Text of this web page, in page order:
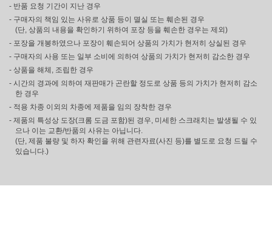
- 반품 요청 기간이 지난 경우
- 구매자의 책임 있는 사유로 상품 등이 멸실 또는 훼손된 경우
(단, 상품의 내용을 확인하기 위하여 포장 등을 훼손한 경우는 제외)
- 포장을 개봉하였으나 포장이 훼손되어 상품의 가치가 현저히 상실된 경우
- 구매자의 사용 또는 일부 소비에 의하여 상품의 가치가 현저히 감소한 경우
- 상품을 해체, 조립한 경우
- 시간의 경과에 의하여 재판매가 곤란할 정도로 상품 등의 가치가 현저히 감소
한 경우
- 적용 차종 이외의 차종에 제품을 임의 장착한 경우
- 제품의 특성상 도장(크롬 도금 포함)된 경우, 미세한 스크래치는 발생될 수 있
으나 이는 교환/반품의 사유는 아닙니다.
(단, 제품 불량 및 하자 확인을 위해 관련자료(사진 등)를 별도로 요청 드릴 수
있습니다.)